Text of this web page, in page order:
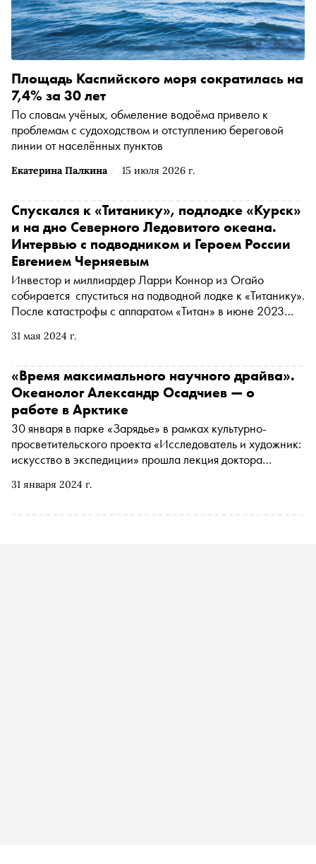
Екатерина Палкина 15 июля 2026 г.
Площадь Каспийского моря сократилась на
7,4% за 30 лет
По словам учёных, обмеление водоёма привело к
проблемам с судоходством и отступлению береговой
линии от населённых пунктов
31 мая 2024 г.
Спускался к «Титанику», подлодке «Курск»
и на дно Северного Ледовитого океана.
Интервью с подводником и Героем России
Евгением Черняевым
Инвестор и миллиардер Ларри Коннор из Огайо
собирается спуститься на подводной лодке к «Титанику».
После катастрофы с аппаратом «Титан» в июне 2023
безопасными. Подводник Евгений Черняев погружался к
ХХ века больше 80 раз и принимал участие в съемках
фильма Джеймса Кэмерона. В интервью «Снобу» Герой
России рассказал, как познакомился со знаменитым
режиссером, правдивы ли мифы о Бермудском
треугольнике и почему на самом деле затонул батискаф
«Титан»
31 января 2024 г.
«Время максимального научного драйва».
Океанолог Александр Осадчиев — о
работе в Арктике
30 января в парке «Зарядье» в рамках культурно-
просветительского проекта «‎Исследователь и художник:
искусство в экспедиции» прошла лекция доктора
Ведущий научный сотрудник Института океанологии